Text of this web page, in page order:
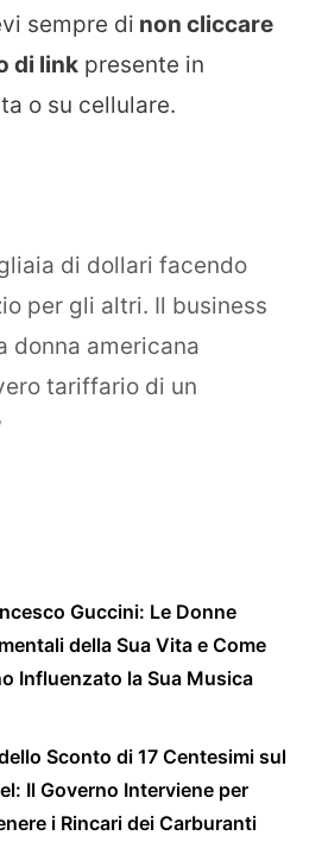
sempre di non cliccare
di link presente in
o su cellulare.
di dollari facendo
per gli altri. Il business
donna americana
tariffario di un
Guccini: Le Donne
della Sua Vita e Come
Influenzato la Sua Musica
Sconto di 17 Centesimi sul
Il Governo Interviene per
i Rincari dei Carburanti